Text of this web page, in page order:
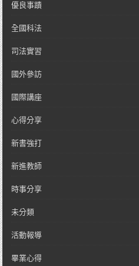
優良事蹟
全國科法
司法實習
國外參訪
國際講座
心得分享
新書強打
新進教師
時事分享
未分類
活動報導
畢業心得